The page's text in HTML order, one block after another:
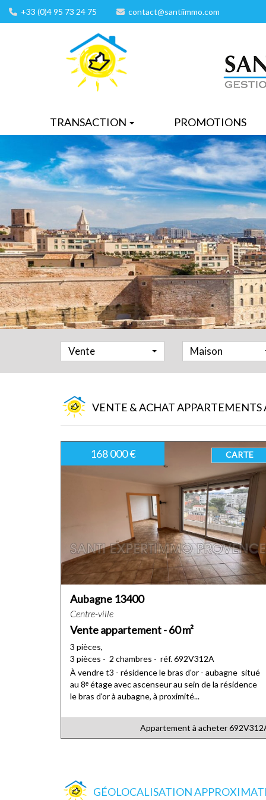
+33 (0)4 95 73 24 75 contact@santiimmo.com
TRANSACTION PROMOTIONS
Vente Maison
VENTE & ACHAT APPARTEMENTS
168 000 €
Aubagne 13400
Centre-ville
Vente appartement - 60 m²
3 pièces,
3 pièces - 2 chambres - réf. 692V312A
À vendre t3 - résidence le bras d'or - aubagne situé
au 8ᵉ étage avec ascenseur au sein de la résidence
le bras d'or à aubagne, à proximité...
Appartement à acheter
CARTE
GÉOLOCALISATION